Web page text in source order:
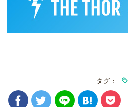
タグ：